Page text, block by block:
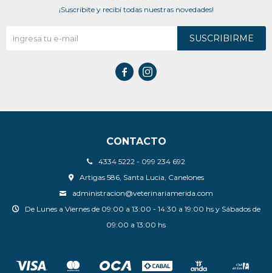
CONTACTO
4334 5222 - 099 234 692
Artigas 586, Santa Lucia, Canelones
administracion@veterinariamerida.com
De Lunes a Viernes de 09:00 a 13:00 - 14:30 a 19:00 hs y Sábados de
09:00 a 13:00 hs
¡Suscribite y recibí todas nuestras novedades!
SUSCRIBIRME
 